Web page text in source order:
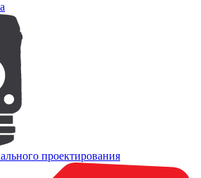
проектирования